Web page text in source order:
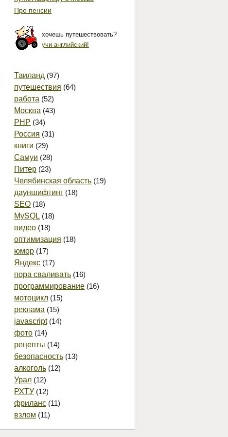
Про пенсии
хочешь путешествовать?
учи английский!
Таиланд (97)
путешествия (64)
работа (52)
Москва (43)
PHP (34)
Россия (31)
книги (29)
Самуи (28)
Питер (23)
Челябинская область (19)
дауншифтинг (18)
SEO (18)
MySQL (18)
видео (18)
оптимизация (18)
юмор (17)
Яндекс (17)
пора сваливать (16)
программирование (16)
мотоцикл (15)
реклама (15)
javascript(14)
фото (14)
рецепты (14)
безопасность (13)
алкоголь (12)
Урал (12)
РХТУ (12)
фриланс (11)
взлом (11)